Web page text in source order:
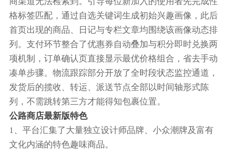
格标签匹配，通过自选关键词生成初始兴趣画像，此后
首页出现的商品、日记与专栏文章均围绕该画像动态排
列。支付环节整合了优惠券自动叠加与积分即时兑换两
项机制，订单确认页直接显示最优价格组合，省去手动
凑单步骤。物流跟踪部分开放了全时段状态监控通道，
发货后的揽收、转运、派送节点全部以时间轴形式陈
列，不需跳转第三方才能得知包裹位置。
公路商店最新版特色
1、平台汇集了大量独立设计师品牌、小众潮牌及富有
文化内涵的特色趣味商品。